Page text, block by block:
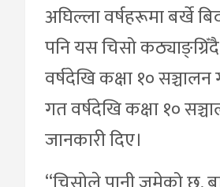
अघिल्ला वर्षहरूमा बर्खे
पनि यस चिसो
वर्षदेखि कक्षा १०
गत वर्षदेखि कक्षा १०
जानकारी दिए।